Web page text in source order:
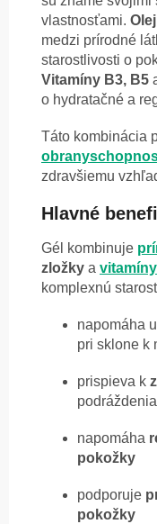
vlastnosťami.
medzi prírodné
starostlivosti o
Vitamíny B3, B5
o hydratačné a
Táto kombinácia
zdravšiemu
Hlavné
Gél kombinuje
zložky a vitamíny
komplexnú
napomáha
pri sklone k
prispieva k
napomáha
pokožky
podporuje
pokožky